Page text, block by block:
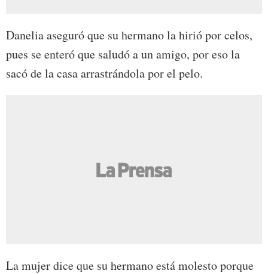
Danelia aseguró que su hermano la hirió por celos,
pues se enteró que saludó a un amigo, por eso la
sacó de la casa arrastrándola por el pelo.
La mujer dice que su hermano está molesto porque